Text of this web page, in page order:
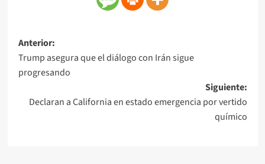
Anterior:
Trump asegura que el diálogo con Irán sigue
progresando
Siguiente:
Declaran a California en estado emergencia por vertido
químico